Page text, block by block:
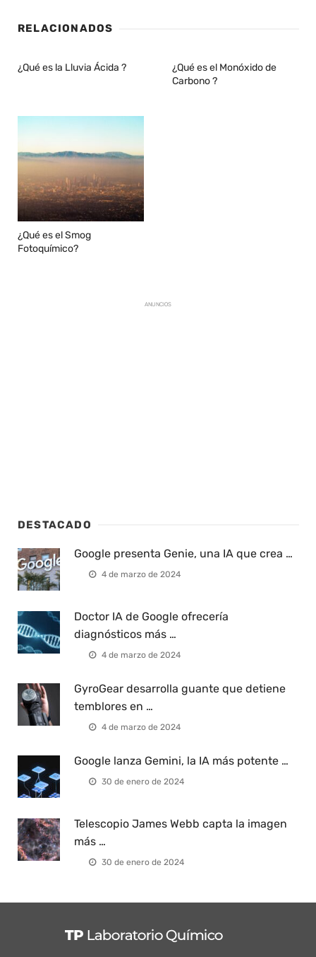
RELACIONADOS
¿Qué es la Lluvia Ácida ?
¿Qué es el Monóxido de
Carbono ?
¿Qué es el Smog
Fotoquímico?
ANUNCIOS
DESTACADO
Google presenta Genie, una IA que crea …
4 de marzo de 2024
Doctor IA de Google ofrecería
diagnósticos más …
4 de marzo de 2024
GyroGear desarrolla guante que detiene
temblores en …
4 de marzo de 2024
Google lanza Gemini, la IA más potente …
30 de enero de 2024
Telescopio James Webb capta la imagen
más …
30 de enero de 2024